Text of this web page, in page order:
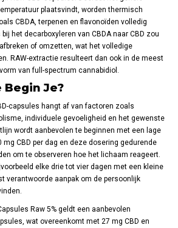
plaatsvindt, worden thermisch
CBDA, terpenen en flavonoïden volledig
het decarboxyleren van CBDA naar CBD zou
of omzetten, wat het volledige
RAW-extractie resulteert dan ook in de meest
van full-spectrum cannabidiol.
Begin Je?
capsules hangt af van factoren zoals
individuele gevoeligheid en het gewenste
wordt aanbevolen te beginnen met een lage
CBD per dag en deze dosering gedurende
om te observeren hoe het lichaam reageert.
elke drie tot vier dagen met een kleine
verantwoorde aanpak om de persoonlijk
Raw 5% geldt een aanbevolen
wat overeenkomt met 27 mg CBD en